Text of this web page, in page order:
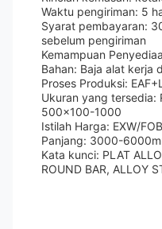
Waktu pengiriman: 5
Syarat pembayaran:
sebelum pengiriman
Kemampuan
Bahan: Baja alat kerja
Proses Produksi:
Ukuran yang tersedia:
500x100-1000
Istilah Harga: EXW/
Panjang: 3000-
Kata kunci: PLAT
ROUND BAR, ALLOY